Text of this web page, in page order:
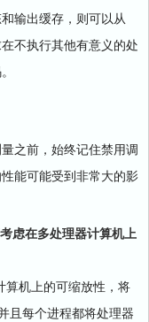
输出缓存，则可以从
不执行其他有意义的处
之前，始终记住禁用调
能可能受到非常大的影
虑在多处理器计算机上
算机上的可缩放性，将
且每个进程都将处理器